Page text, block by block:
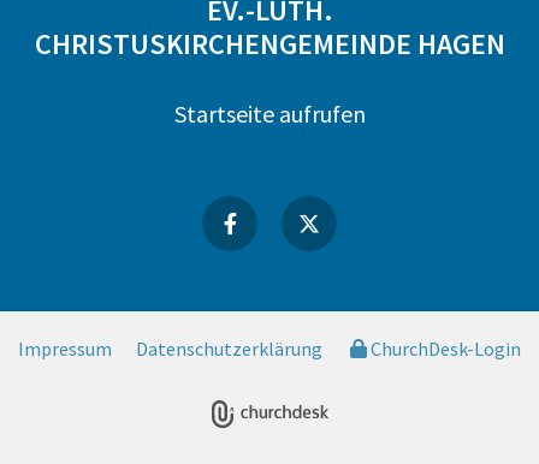
EV.-LUTH.
CHRISTUSKIRCHENGEMEINDE HAGEN
Startseite aufrufen
Impressum Datenschutzerklärung ChurchDesk-Login